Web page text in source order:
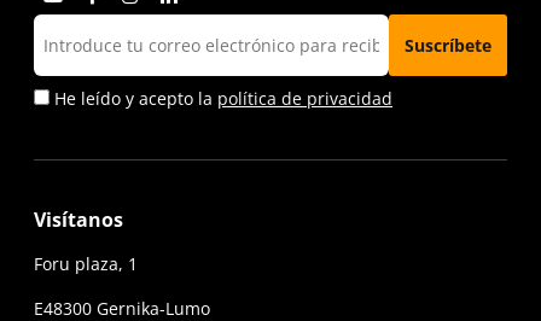
He leído y acepto la política de privacidad
Visítanos
Foru plaza, 1
E48300 Gernika-Lumo